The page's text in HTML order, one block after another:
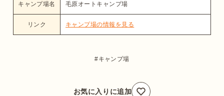
キャンプ場名 毛原オートキャンプ場
リンク キャンプ場の情報を見る
キャンプ場
お気に入りに追加